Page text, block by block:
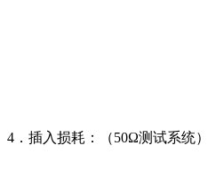
4．插入损耗：（50Ω测试系统）